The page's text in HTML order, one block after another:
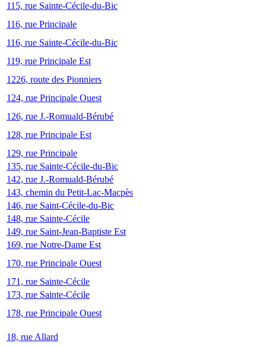
115, rue Sainte-Cécile-du-Bic
116, rue Principale
116, rue Sainte-Cécile-du-Bic
119, rue Principale Est
1226, route des Pionniers
124, rue Principale Ouest
126, rue J.-Romuald-Bérubé
128, rue Principale Est
129, rue Principale
135, rue Sainte-Cécile-du-Bic
142, rue J.-Romuald-Bérubé
143, chemin du Petit-Lac-Macpès
146, rue Saint-Cécile-du-Bic
148, rue Sainte-Cécile
149, rue Saint-Jean-Baptiste Est
169, rue Notre-Dame Est
170, rue Principale Ouest
171, rue Sainte-Cécile
173, rue Sainte-Cécile
178, rue Principale Ouest
18, rue Allard